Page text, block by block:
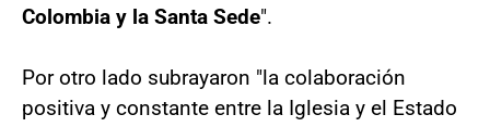
Colombia y la Santa Sede".
Por otro lado subrayaron "la colaboración
positiva y constante entre la Iglesia y el Estado